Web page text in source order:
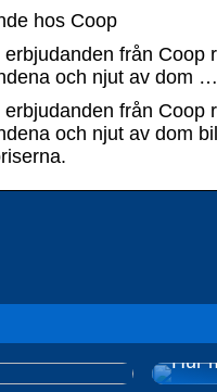
hos Coop
från Coop
och njut av dom …
från Coop
och njut av dom
Hur